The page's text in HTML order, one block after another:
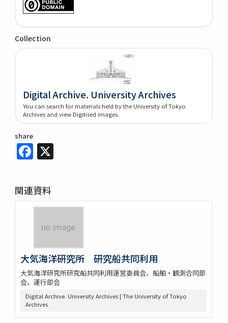
Collection
Digital Archive. University Archives
You can search for materials held by the University of Tokyo
Archives and view Digitised images.
share
Facebook
関連資料
大気海洋研究所 研究船共同利用
大気海洋研究所研究船共同利用運営委員会、船舶・観測合同部
会、運行部会
Digital Archive. University Archives | The University of Tokyo
Archives